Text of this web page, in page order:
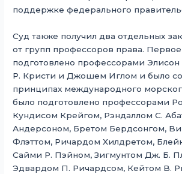
поддержке федерального
Суд также получил два отдельных
от групп профессоров права.
подготовлено профессорами
Р. Кристи и Джошем Иглом и было
принципах международного
было подготовлено профессорами
Кундисом Крейгом, Рэндаллом С.
Андерсоном, Бретом Бердсонгом,
Флэттом, Ричардом Хилдретом,
Сайми Р. Пэйном, Зигмунтом Дж. Б.
Эдвардом П. Ричардсом, Кейтом В.